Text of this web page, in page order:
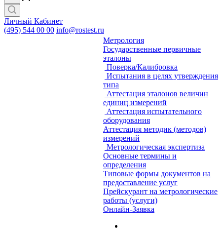
Личный Кабинет
(495) 544 00 00 info@rostest.ru
Метрология
Государственные первичные
эталоны
Поверка/Калибровка
Испытания в целях утверждения
типа
Аттестация эталонов величин
единиц измерений
Аттестация испытательного
оборудования
Аттестация методик (методов)
измерений
Метрологическая экспертиза
Основные термины и
определения
Типовые формы документов на
предоставление услуг
Прейскурант на метрологические
работы (услуги)
Онлайн-Заявка